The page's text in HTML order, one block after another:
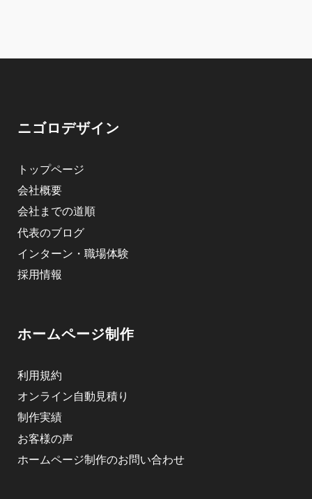
ニゴロデザイン
トップページ
会社概要
会社までの道順
代表のブログ
インターン・職場体験
採用情報
ホームページ制作
利用規約
オンライン自動見積り
制作実績
お客様の声
ホームページ制作のお問い合わせ